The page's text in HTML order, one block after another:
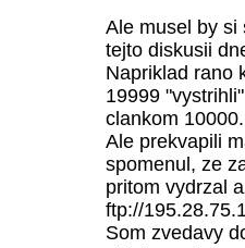
Ale musel by si
tejto diskusii
Napriklad rano
19999
clankom 10000.
Ale prekvapili
spomenul, ze
pritom vydrzal
ftp://
Som zvedavy